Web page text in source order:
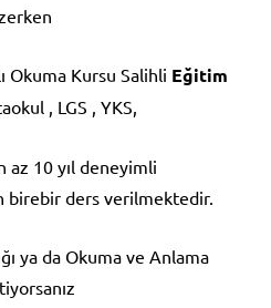
Okuma Kursu Salihli Eğitim
, LGS , YKS,
az 10 yıl deneyimli
birebir ders verilmektedir.
ya da Okuma ve Anlama